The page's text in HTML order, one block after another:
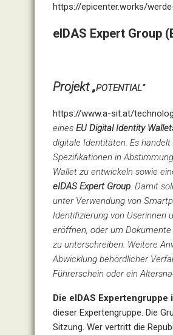
https://epicenter.works/
eIDAS Expert Group
Projekt „POTENTIAL“
https://www.a-sit.at/
eines EU Digital Identity
digitale Identitäten. Es
Spezifikationen in
Wallet zu entwickeln sowie
eIDAS Expert Group. Damit
unter Verwendung von
Identifizierung von Userinnen
eröffnen, oder um
zu unterschreiben. Weitere
Abwicklung behördlicher
Führerschein oder ein
Die eIDAS
dieser Expertengruppe. Die
Sitzung. Wer vertritt die